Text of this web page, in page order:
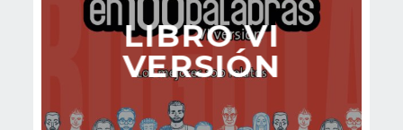
LIBRO VI
VERSIÓN